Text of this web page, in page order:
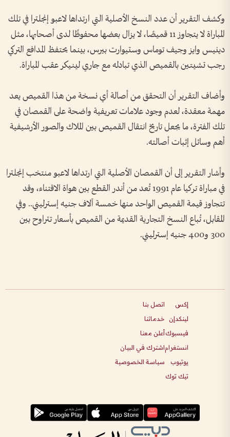
وكشف التقرير أن عدد النسخ الأصلية التي ارتداها لاعبو إنجلترا في تلك
المباراة لا يتجاوز 11 قميصًا، لا يزال بعضها محفوظًا لدى أصحابها، مثل
دينيس وايز وجيف توماس وستيوارت بيرس، بينما يحتفظ المدافع التركي
رجب تشيتين بالقميص الذي تبادله مع جاري لينيكر عقب المباراة.
وأضاف التقرير أن التحقق من أصالة أي نسخة من هذا القميص يعد
مهمة معقدة، لعدم وجود علامات تعريفية واضحة على القمصان في
تلك الفترة، ما يجعل تاريخ انتقال القميص بين الملاك والصور الأرشيفية
أهم وسائل إثبات أصالته.
وأشار التقرير إلى أن القمصان الأصلية التي ارتداها لاعبو منتخب إنجلترا
في مباراة تركيا عام 1991 تُعد من أندر القطع بين هواة الاقتناء، وقد
تتجاوز قيمة القميص الواحد منها خمسة آلاف جنيه إسترليني.. وفي
المقابل، تُباع النسخ التجارية القديمة من القميص بأسعار تتراوح بين
300 و400 جنيه إسترليني.
إكس
لينكدإن
فيسبوك
انستغرام
يوتيوب
تيك توك
اتصل بنا
خدماتنا
أعلن معنا
اشترك في البيان
سياسة الخصوصية